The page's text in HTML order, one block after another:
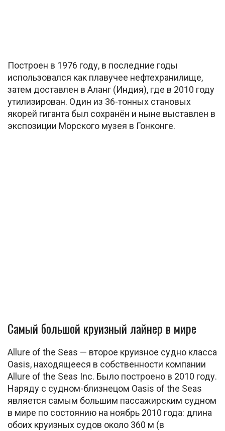
Построен в 1976 году, в последние годы
использовался как плавучее нефтехранилище,
затем доставлен в Аланг (Индия), где в 2010 году
утилизирован. Один из 36-тонных становых
якорей гиганта был сохранён и ныне выставлен в
экспозиции Морского музея в Гонконге.
Самый большой круизный лайнер в мире
Allure of the Seas — второе круизное судно класса
Oasis, находящееся в собственности компании
Allure of the Seas Inc. Было построено в 2010 году.
Наряду с судном-близнецом Oasis of the Seas
является самым большим пассажирским судном
в мире по состоянию на ноябрь 2010 года: длина
обоих круизных судов около 360 м (в